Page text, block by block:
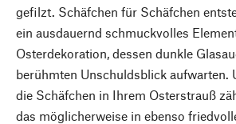
gefilzt. Schäfchen für Schäfchen
ein ausdauernd schmuckvolles
Osterdekoration, dessen dunkle
berühmten Unschuldsblick aufwarten.
die Schäfchen in Ihrem Osterstrauß
das möglicherweise in ebenso